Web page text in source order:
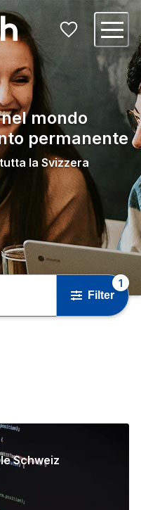
mondo
permanente
la Svizzera
Filter
1
Schweiz